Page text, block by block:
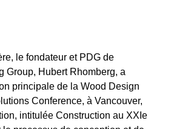
le fondateur et PDG de
Group, Hubert Rhomberg, a
principale de la Wood Design
Conference, à Vancouver,
intitulée Construction au XXIe